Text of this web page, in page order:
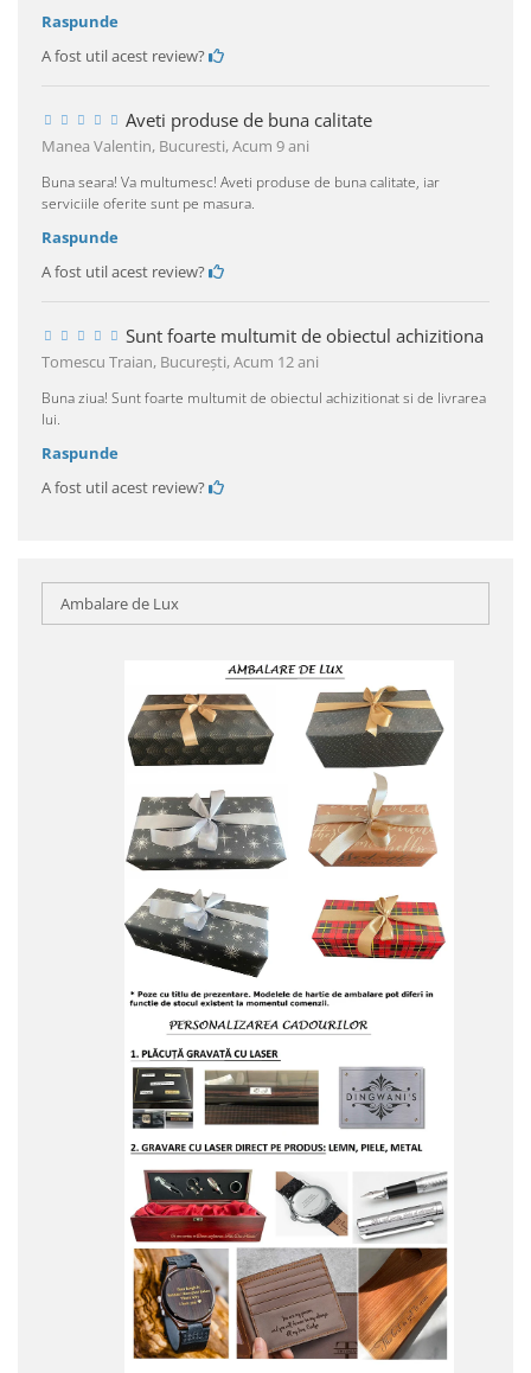
Raspunde
A fost util acest review?
Aveti produse de buna calitate
Manea Valentin, Bucuresti,Acum 9 ani
Buna seara! Va multumesc! Aveti produse de buna calitate, iar
serviciile oferite sunt pe masura.
Raspunde
A fost util acest review?
Sunt foarte multumit de obiectul achizitiona
Tomescu Traian, Bucureşti,Acum 12 ani
Buna ziua! Sunt foarte multumit de obiectul achizitionat si de livrarea
lui.
Raspunde
A fost util acest review?
Ambalare de Lux